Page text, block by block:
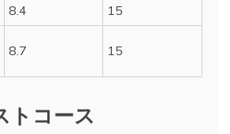
8.4
15
8.7 15
トコース